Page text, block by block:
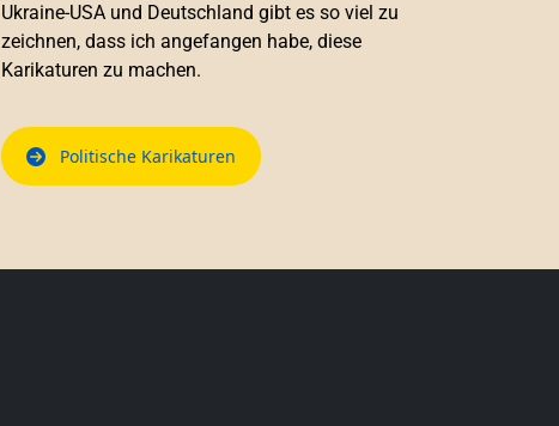
Ukraine-USA und Deutschland gibt es so viel zu
zeichnen, dass ich angefangen habe, diese
Karikaturen zu machen.
Politische Karikaturen